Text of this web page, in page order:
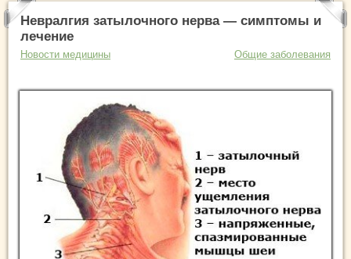
Невралгия затылочного нерва — симптомы и
лечение
Новости медицины Общие заболевания